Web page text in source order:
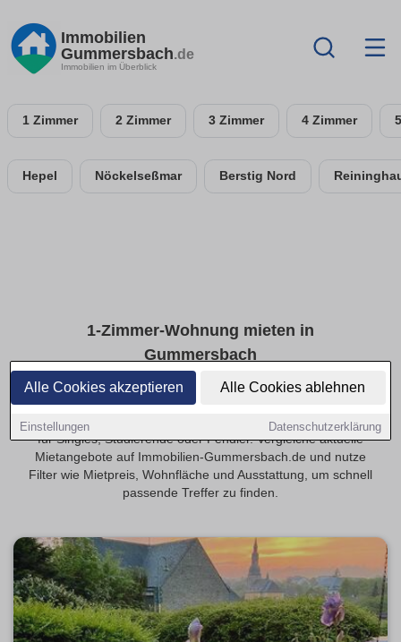
Alle Cookies akzeptieren Alle Cookies ablehnen
Einstellungen Datenschutzerklärung
Immobilien
Gummersbach.de
Immobilien im Überblick
1 Zimmer 2 Zimmer 3 Zimmer 4 Zimmer
Hepel Nöckelseßmar Berstig Nord
1-Zimmer-Wohnung mieten in
Gummersbach
Aktuelle 1-Zimmer-Mietangebote im Überblick
Finde deine 1-Zimmer-Wohnung in Gummersbach – ideal
für Singles, Studierende oder Pendler. Vergleiche aktuelle
Mietangebote auf Immobilien-Gummersbach.de und nutze
Filter wie Mietpreis, Wohnfläche und Ausstattung, um schnell
passende Treffer zu finden.